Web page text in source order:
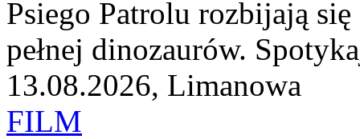
Psiego Patrolu rozbijają
pełnej dinozaurów.
13.08.2026, Limanowa
FILM